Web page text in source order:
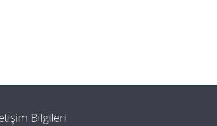
Bilgileri